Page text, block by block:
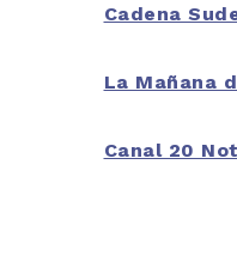
Cadena
La Mañana
Canal 20